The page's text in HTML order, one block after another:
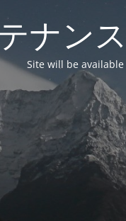
ナン
Site will be